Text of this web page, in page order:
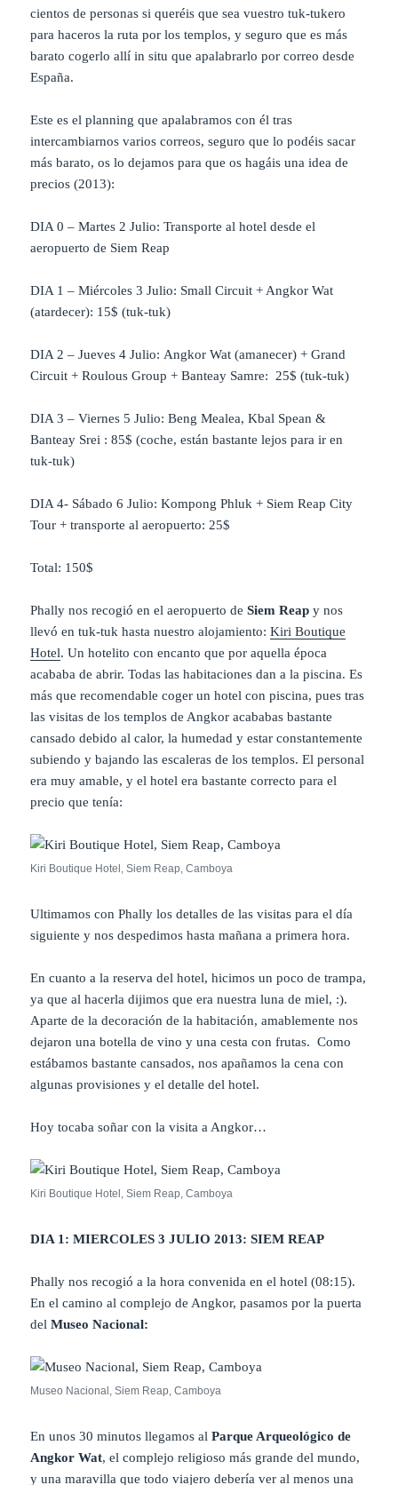
cientos de personas si queréis que sea vuestro tuk-tukero
para haceros la ruta por los templos, y seguro que es más
barato cogerlo allí in situ que apalabrarlo por correo desde
España.
Este es el planning que apalabramos con él tras
intercambiarnos varios correos, seguro que lo podéis sacar
más barato, os lo dejamos para que os hagáis una idea de
precios (2013):
DIA 0 – Martes 2 Julio: Transporte al hotel desde el
aeropuerto de Siem Reap
DIA 1 – Miércoles 3 Julio: Small Circuit + Angkor Wat
(atardecer): 15$ (tuk-tuk)
DIA 2 – Jueves 4 Julio: Angkor Wat (amanecer) + Grand
Circuit + Roulous Group + Banteay Samre: 25$ (tuk-tuk)
DIA 3 – Viernes 5 Julio:Beng Mealea, Kbal Spean &
Banteay Srei : 85$ (coche, están bastante lejos para ir en
tuk-tuk)
DIA 4- Sábado 6 Julio:Kompong Phluk+ Siem Reap City
Tour + transporte al aeropuerto: 25$
Total: 150$
Phally nos recogió en el aeropuerto deSiem Reap y nos
llevó en tuk-tuk hasta nuestro alojamiento:Kiri Boutique
Hotel. Un hotelito con encanto que por aquella época
acababa de abrir. Todas las habitaciones dan a la piscina. Es
más que recomendable coger un hotel con piscina, pues tras
las visitas de los templos de Angkor acababas bastante
cansado debido al calor, la humedad y estar constantemente
subiendo y bajando las escaleras de los templos. El personal
era muy amable, y el hotel era bastante correcto para el
precio que tenía:
Kiri Boutique Hotel, Siem Reap, Camboya
Ultimamos con Phally los detalles de las visitas para el día
siguiente y nos despedimos hasta mañana a primera hora.
En cuanto a la reserva del hotel, hicimos un poco de trampa,
ya que al hacerla dijimos que era nuestra luna de miel, :).
Aparte de la decoración de la habitación, amablemente nos
dejaron una botella de vino y una cesta con frutas. Como
estábamos bastante cansados, nos apañamos la cena con
algunas provisiones y el detalle del hotel.
Hoy tocaba soñar con la visita a Angkor…
Kiri Boutique Hotel, Siem Reap, Camboya
DIA 1: MIERCOLES 3 JULIO 2013: SIEM REAP
Phally nos recogió a la hora convenida en el hotel (08:15).
En el camino al complejo de Angkor, pasamos por la puerta
delMuseo Nacional:
Museo Nacional, Siem Reap, Camboya
En unos 30 minutos llegamos al Parque Arqueológico de
Angkor Wat, el complejo religioso más grande del mundo,
y una maravilla que todo viajero debería ver al menos una